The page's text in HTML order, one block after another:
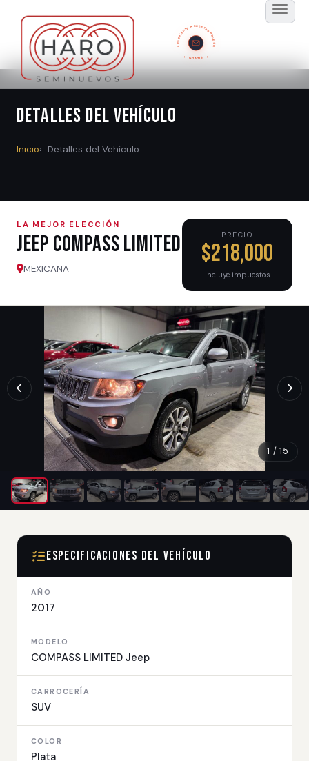
SUSCRÍBETE A NUESTRO BOLETÍN
GRATIS
Detalles del Vehículo
Inicio Detalles del Vehículo
LA MEJOR ELECCIÓN
Jeep COMPASS LIMITED
MEXICANA
PRECIO
$218,000
Incluye impuestos
1 / 15
Especificaciones del Vehículo
AÑO
2017
MODELO
COMPASS LIMITED Jeep
CARROCERÍA
SUV
COLOR
Plata